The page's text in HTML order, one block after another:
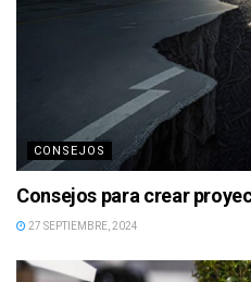
CONSEJOS
Consejos para crear
27 SEPTIEMBRE, 2024